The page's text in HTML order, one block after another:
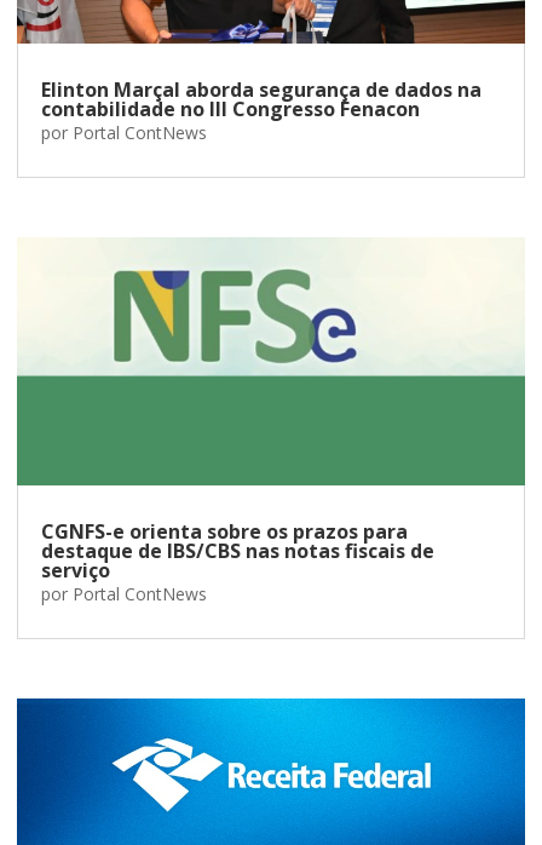
Elinton Marçal aborda segurança de dados na
contabilidade no III Congresso Fenacon
por Portal ContNews
CGNFS-e orienta sobre os prazos para
destaque de IBS/CBS nas notas fiscais de
serviço
por Portal ContNews